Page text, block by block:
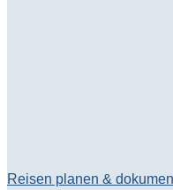
Reisen planen &